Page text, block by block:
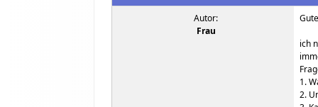
Autor:
Frau
ich
1.
2.